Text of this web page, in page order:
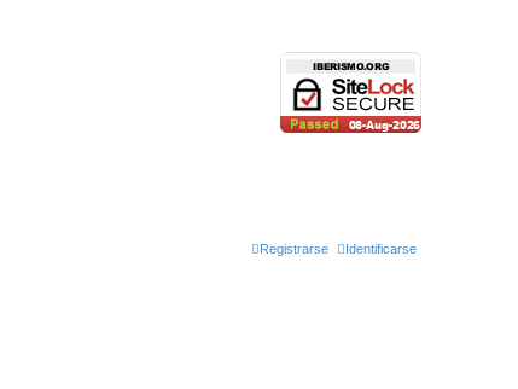
Identificarse
Registrarse